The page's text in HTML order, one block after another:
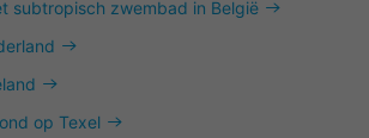
subtropisch zwembad in België
op Texel